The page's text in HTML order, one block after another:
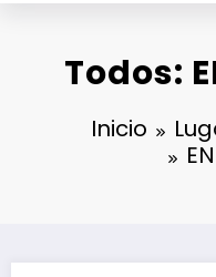
Todos:
Inicio